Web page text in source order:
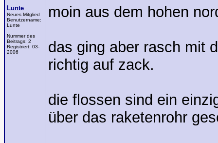
Lunte
Neues Mitglied
Benutzername:
Lunte
Nummer des
Beitrags: 2
Registriert: 03-
2006
moin aus dem hohen
das ging aber rasch mit
richtig auf zack.
die flossen sind ein
über das raketenrohr